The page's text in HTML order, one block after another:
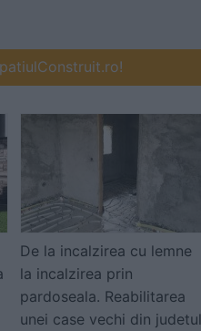
De la incalzirea cu lemne
la incalzirea prin
pardoseala. Reabilitarea
unei case vechi din judetul